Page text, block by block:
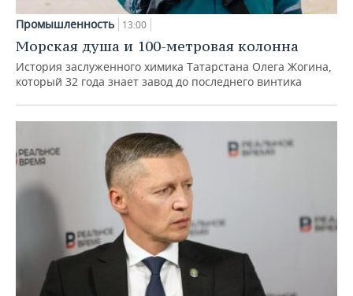
Промышленность 13:00
Морская душа и 100-метровая колонна
История заслуженного химика Татарстана Олега Жогина,
который 32 года знает завод до последнего винтика